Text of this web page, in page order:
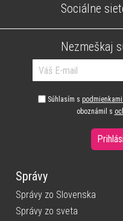
Sociálne
Nezmeškaj
Súhlasím s
oboznámil s
Správy
Správy zo Slovenska
Správy zo sveta